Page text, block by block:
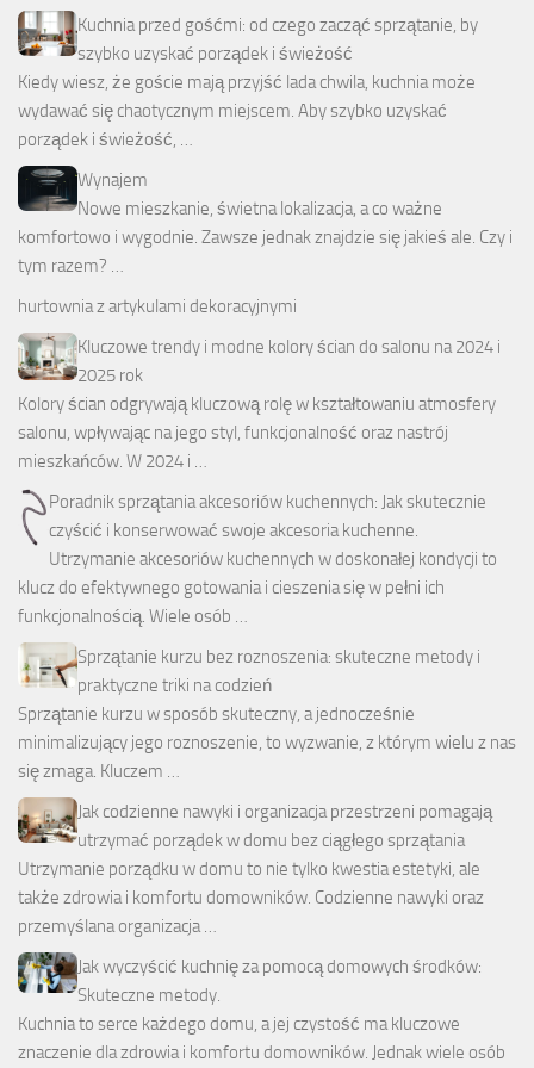
Kuchnia przed gośćmi: od czego zacząć sprzątanie, by
szybko uzyskać porządek i świeżość
Kiedy wiesz, że goście mają przyjść lada chwila, kuchnia może
wydawać się chaotycznym miejscem. Aby szybko uzyskać
porządek i świeżość, …
Wynajem
Nowe mieszkanie, świetna lokalizacja, a co ważne
komfortowo i wygodnie. Zawsze jednak znajdzie się jakieś ale. Czy i
tym razem? …
hurtownia z artykulami dekoracyjnymi
Kluczowe trendy i modne kolory ścian do salonu na 2024 i
2025 rok
Kolory ścian odgrywają kluczową rolę w kształtowaniu atmosfery
salonu, wpływając na jego styl, funkcjonalność oraz nastrój
mieszkańców. W 2024 i …
Poradnik sprzątania akcesoriów kuchennych: Jak skutecznie
czyścić i konserwować swoje akcesoria kuchenne.
Utrzymanie akcesoriów kuchennych w doskonałej kondycji to
klucz do efektywnego gotowania i cieszenia się w pełni ich
funkcjonalnością. Wiele osób …
Sprzątanie kurzu bez roznoszenia: skuteczne metody i
praktyczne triki na codzień
Sprzątanie kurzu w sposób skuteczny, a jednocześnie
minimalizujący jego roznoszenie, to wyzwanie, z którym wielu z nas
się zmaga. Kluczem …
Jak codzienne nawyki i organizacja przestrzeni pomagają
utrzymać porządek w domu bez ciągłego sprzątania
Utrzymanie porządku w domu to nie tylko kwestia estetyki, ale
także zdrowia i komfortu domowników. Codzienne nawyki oraz
przemyślana organizacja …
Jak wyczyścić kuchnię za pomocą domowych środków:
Skuteczne metody.
Kuchnia to serce każdego domu, a jej czystość ma kluczowe
znaczenie dla zdrowia i komfortu domowników. Jednak wiele osób